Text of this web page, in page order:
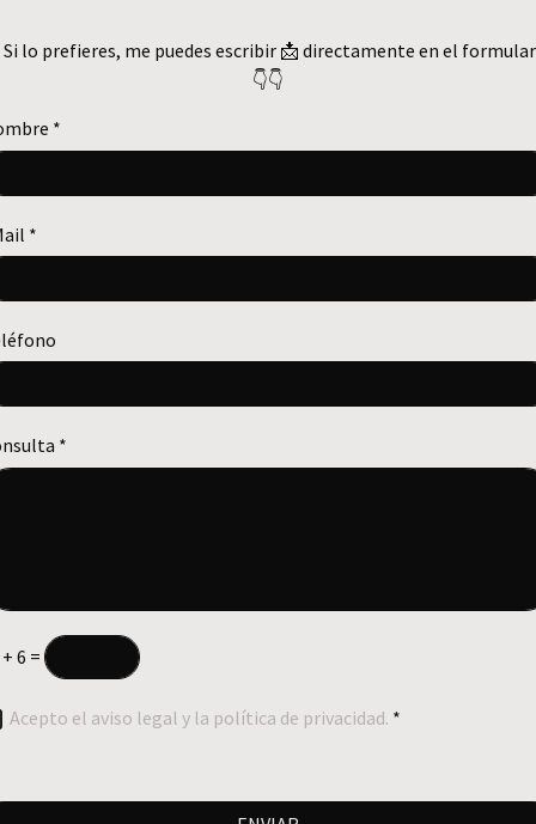
Si lo prefieres, me puedes escribir 📩 directamente en el
👇👇
*
*
*
6 =
Acepto el aviso legal y la política de privacidad. *